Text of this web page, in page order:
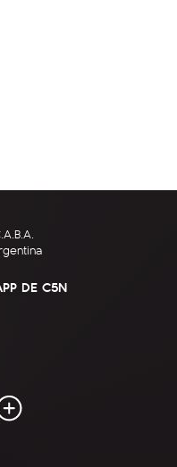
DE C5N